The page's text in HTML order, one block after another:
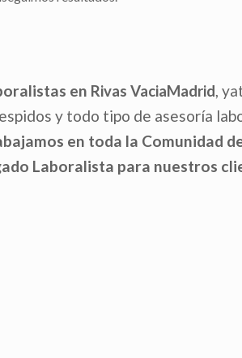
en Rivas VaciaMadrid,
y todo tipo de asesoría
en toda la Comunidad
Laboralista para nuestros